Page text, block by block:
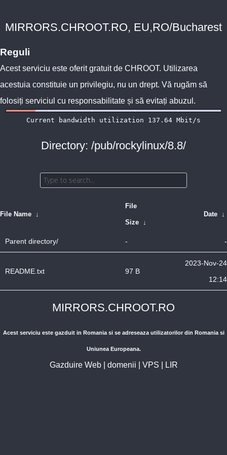
MIRRORS.CHROOT.RO, EU,RO/Bucharest
Reguli
Acest serviciu este oferit gratuit de CHROOT. Utilizarea
acestuia constituie un privilegiu, nu un drept. Vă rugăm să
folosiți serviciul cu responsabilitate și să evitați abuzul.
Directory: /pub/rockylinux/8.8/
File Name ↓
File
Size ↓
Date ↓
Parent directory/ - -
README.txt 97 B
2023-Nov-24
12:14
MIRRORS.CHROOT.RO
Acest serviciu este gazduit in Romania si se adreseaza utilizatorilor din Romania si
Uniunea Europeana.
Gazduire Web| domenii VPS LIR